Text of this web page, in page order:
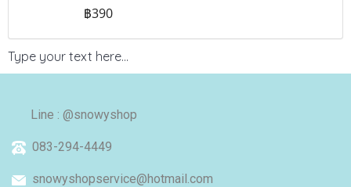
฿390
Type your text here...
Line : @snowyshop
083-294-4449
snowyshopservice@hotmail.com